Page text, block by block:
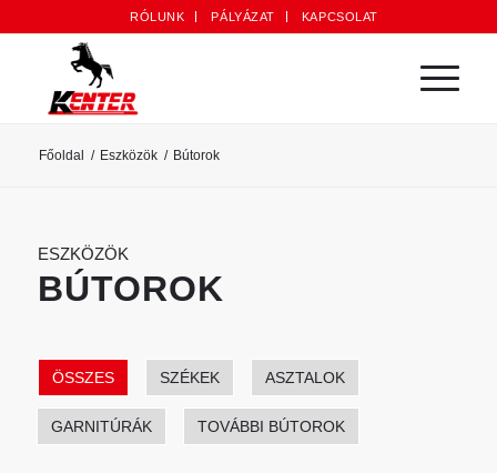
RÓLUNK PÁLYÁZAT KAPCSOLAT
Főoldal / Eszközök / Bútorok
ESZKÖZÖK
BÚTOROK
ÖSSZES SZÉKEK ASZTALOK
GARNITÚRÁK TOVÁBBI BÚTOROK